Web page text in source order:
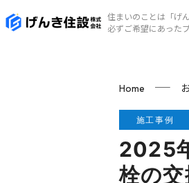
住まいのことは「げ
必ずご希望にあった
Home
施工事例
2025
栓の